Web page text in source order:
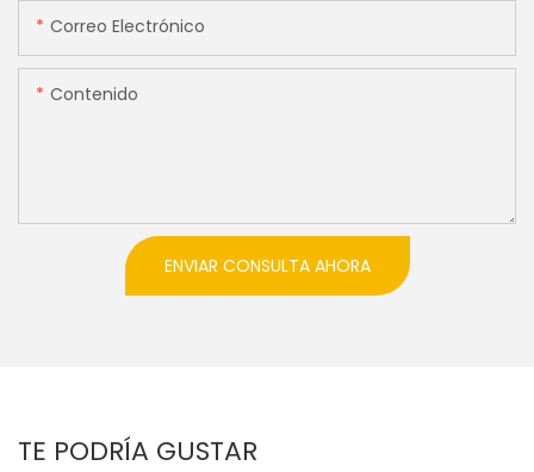
Correo Electrónico
Contenido
ENVIAR CONSULTA AHORA
TE PODRÍA GUSTAR